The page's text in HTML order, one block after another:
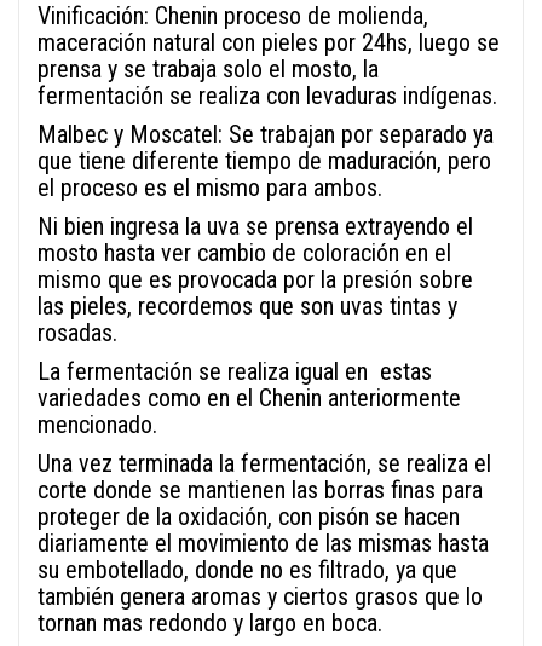
Vinificación: Chenin proceso de molienda,
maceración natural con pieles por 24hs, luego se
prensa y se trabaja solo el mosto, la
fermentación se realiza con levaduras indígenas.
Malbec y Moscatel: Se trabajan por separado ya
que tiene diferente tiempo de maduración, pero
el proceso es el mismo para ambos.
Ni bien ingresa la uva se prensa extrayendo el
mosto hasta ver cambio de coloración en el
mismo que es provocada por la presión sobre
las pieles, recordemos que son uvas tintas y
rosadas.
La fermentación se realiza igual en estas
variedades como en el Chenin anteriormente
mencionado.
Una vez terminada la fermentación, se realiza el
corte donde se mantienen las borras finas para
proteger de la oxidación, con pisón se hacen
diariamente el movimiento de las mismas hasta
su embotellado, donde no es filtrado, ya que
también genera aromas y ciertos grasos que lo
tornan mas redondo y largo en boca.